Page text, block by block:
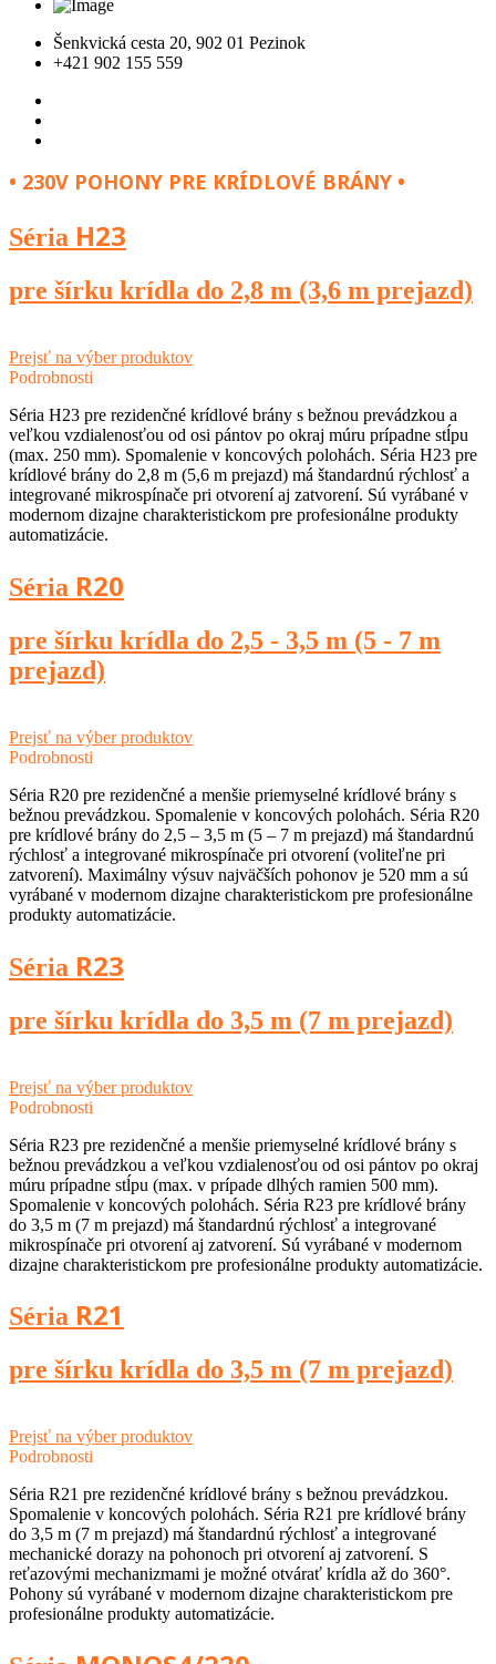
Šenkvická cesta 20, 902 01 Pezinok
+421 902 155 559
• 230V POHONY PRE KRÍDLOVÉ BRÁNY •
Séria H23
pre šírku krídla do 2,8 m (3,6 m prejazd)
Prejsť na výber produktov
Podrobnosti
Séria H23 pre rezidenčné krídlové brány s bežnou prevádzkou a
veľkou vzdialenosťou od osi pántov po okraj múru prípadne stĺpu
(max. 250 mm). Spomalenie v koncových polohách. Séria H23 pre
krídlové brány do 2,8 m (5,6 m prejazd) má štandardnú rýchlosť a
integrované mikrospínače pri otvorení aj zatvorení. Sú vyrábané v
modernom dizajne charakteristickom pre profesionálne produkty
automatizácie.
Séria R20
pre šírku krídla do 2,5 - 3,5 m (5 - 7 m
prejazd)
Prejsť na výber produktov
Podrobnosti
Séria R20 pre rezidenčné a menšie priemyselné krídlové brány s
bežnou prevádzkou. Spomalenie v koncových polohách. Séria R20
pre krídlové brány do 2,5 – 3,5 m (5 – 7 m prejazd) má štandardnú
rýchlosť a integrované mikrospínače pri otvorení (voliteľne pri
zatvorení). Maximálny výsuv najväčších pohonov je 520 mm a sú
vyrábané v modernom dizajne charakteristickom pre profesionálne
produkty automatizácie.
Séria R23
pre šírku krídla do 3,5 m (7 m prejazd)
Prejsť na výber produktov
Podrobnosti
Séria R23 pre rezidenčné a menšie priemyselné krídlové brány s
bežnou prevádzkou a veľkou vzdialenosťou od osi pántov po okraj
múru prípadne stĺpu (max. v prípade dlhých ramien 500 mm).
Spomalenie v koncových polohách. Séria R23 pre krídlové brány
do 3,5 m (7 m prejazd) má štandardnú rýchlosť a integrované
mikrospínače pri otvorení aj zatvorení. Sú vyrábané v modernom
dizajne charakteristickom pre profesionálne produkty automatizácie.
Séria R21
pre šírku krídla do 3,5 m (7 m prejazd)
Prejsť na výber produktov
Podrobnosti
Séria R21 pre rezidenčné krídlové brány s bežnou prevádzkou.
Spomalenie v koncových polohách. Séria R21 pre krídlové brány
do 3,5 m (7 m prejazd) má štandardnú rýchlosť a integrované
mechanické dorazy na pohonoch pri otvorení aj zatvorení. S
reťazovými mechanizmami je možné otvárať krídla až do 360°.
Pohony sú vyrábané v modernom dizajne charakteristickom pre
profesionálne produkty automatizácie.